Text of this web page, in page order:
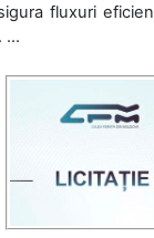
fluxuri
...